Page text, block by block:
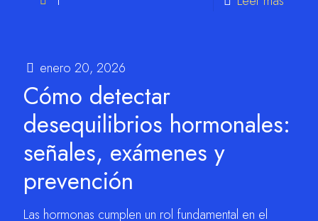
enero 20, 2026
Cómo detectar
desequilibrios hormonales:
señales, exámenes y
prevención
Las hormonas cumplen un rol fundamental en el